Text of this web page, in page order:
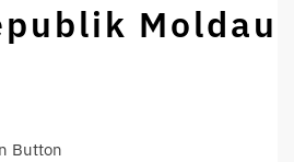
Moldau
Button